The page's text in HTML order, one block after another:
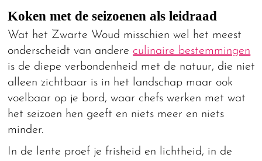
Koken met de seizoenen als leidraad
Wat het Zwarte Woud misschien wel het meest
onderscheidt van andere culinaire bestemmingen
is de diepe verbondenheid met de natuur, die niet
alleen zichtbaar is in het landschap maar ook
voelbaar op je bord, waar chefs werken met wat
het seizoen hen geeft en niets meer en niets
minder.
In de lente proef je frisheid en lichtheid, in de